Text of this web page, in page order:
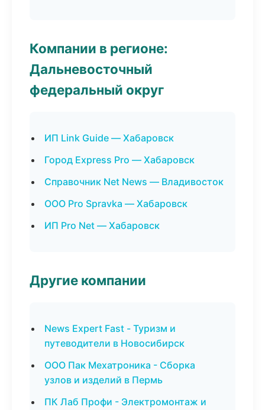
Компании в регионе:
Дальневосточный
федеральный округ
ИП Link Guide — Хабаровск
Город Express Pro — Хабаровск
Справочник Net News — Владивосток
ООО Pro Spravka — Хабаровск
ИП Pro Net — Хабаровск
Другие компании
News Expert Fast - Туризм и
путеводители в Новосибирск
ООО Пак Мехатроника - Сборка
узлов и изделий в Пермь
ПК Лаб Профи - Электромонтаж и